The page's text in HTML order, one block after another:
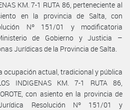
KM. 7-1 RUTA 86, perteneciente al
en la provincia de Salta, con
Nº 151/01 y modificatoria
de Gobierno y Justicia –
Jurídicas de la Provincia de Salta.
ocupación actual, tradicional y pública
INDIGENAS KM. 7-1 RUTA 86,
con asiento en la provincia de
Resolución Nº 151/01 y